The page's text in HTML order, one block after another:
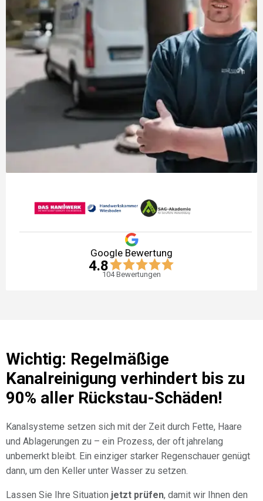
Google Bewertung
4.8
104Bewertungen
Wichtig: Regelmäßige
Kanalreinigung verhindert bis zu
90% aller Rückstau-Schäden!
Kanalsysteme setzen sich mit der Zeit durch Fette, Haare
und Ablagerungen zu – ein Prozess, der oft jahrelang
unbemerkt bleibt. Ein einziger starker Regenschauer genügt
dann, um den Keller unter Wasser zu setzen.
Lassen Sie Ihre Situation jetzt prüfen, damit wir Ihnen den